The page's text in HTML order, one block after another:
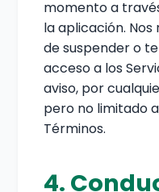
momento a
la aplicación.
de suspender o
acceso a los
aviso, por
pero no limitado
Términos.
4.